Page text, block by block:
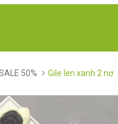
50% Gile len xanh 2 nơ